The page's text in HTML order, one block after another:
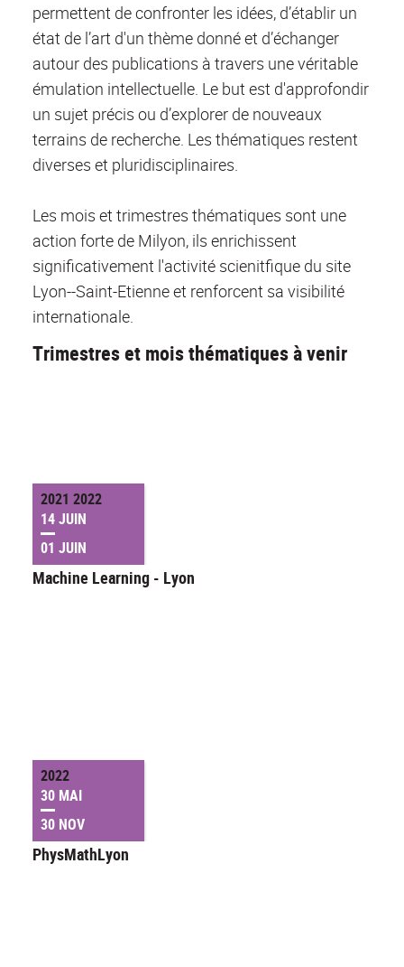
permettent de confronter les idées, d’établir un
état de l’art d'un thème donné et d’échanger
autour des publications à travers une véritable
émulation intellectuelle. Le but est d'approfondir
un sujet précis ou d’explorer de nouveaux
terrains de recherche. Les thématiques restent
diverses et pluridisciplinaires.
Les mois et trimestres thématiques sont une
action forte de Milyon, ils enrichissent
significativement l'activité scienitfique du site
Lyon--Saint-Etienne et renforcent sa visibilité
internationale.
Trimestres et mois thématiques à venir
2021 2022
14 JUIN
01 JUIN
Machine Learning - Lyon
2022
30 MAI
30 NOV
PhysMathLyon